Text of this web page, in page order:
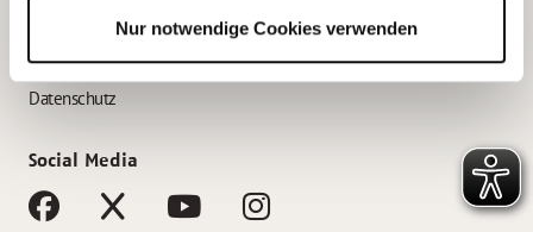
Nur notwendige Cookies verwenden
Impressum
Datenschutz
Social Media